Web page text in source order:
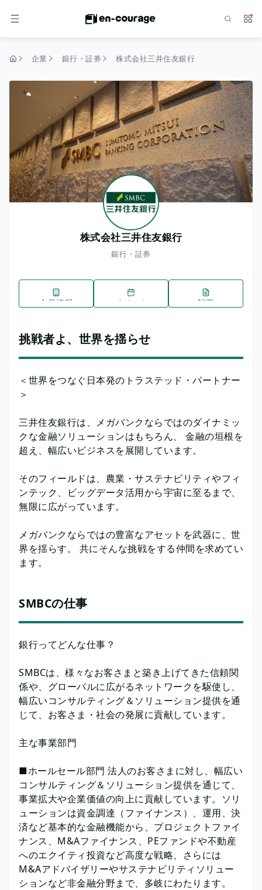
メニュー サ
企業 銀行・証券 株式会社三井住友銀行
株式会社三井住友銀行
銀行・証券
企業情報 イベント 記事
挑戦者よ、世界を揺らせ
＜世界をつなぐ日本発のトラステッド・パートナー
＞
三井住友銀行は、メガバンクならではのダイナミッ
クな金融ソリューションはもちろん、 金融の垣根を
超え、幅広いビジネスを展開しています。
そのフィールドは、農業・サステナビリティやフィ
ンテック、ビッグデータ活用から宇宙に至るまで、
無限に広がっています。
メガバンクならではの豊富なアセットを武器に、世
界を揺らす。 共にそんな挑戦をする仲間を求めてい
ます。
SMBCの仕事
銀行ってどんな仕事？
SMBCは、様々なお客さまと築き上げてきた信頼関
係や、グローバルに広がるネットワークを駆使し、
幅広いコンサルティング＆ソリューション提供を通
じて、お客さま・社会の発展に貢献しています。
主な事業部門
■ホールセール部門 法人のお客さまに対し、幅広い
コンサルティング＆ソリューション提供を通じて、
事業拡大や企業価値の向上に貢献しています。ソリ
ューションは資金調達（ファイナンス）、運用、決
済など基本的な金融機能から、プロジェクトファイ
ナンス、M&Aファイナンス、PEファンドや不動産
へのエクイティ投資など高度な戦略、さらには
M&Aアドバイザリーやサステナビリティソリュー
ションなど非金融分野まで、多岐にわたります。